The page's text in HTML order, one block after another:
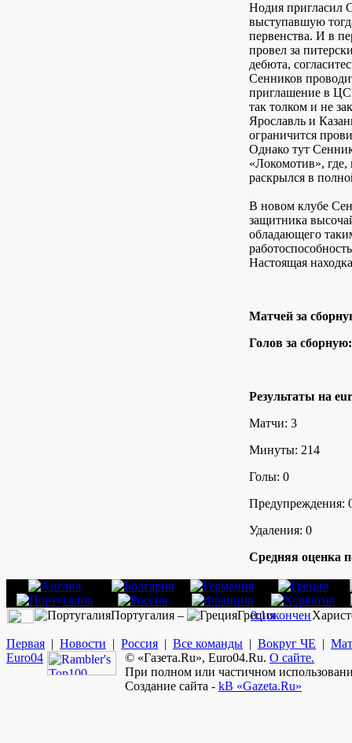
Нодия пригласил
выступавшую
первенства. И в
провел за
дебюта,
Сенников
приглашение в
так толком и не
Ярославль и
ограничится
Однако тут
«Локомотив»,
раскрылся в
В новом клубе
защитника
обладающего
Настоящая
Матчей за
Голов за сборную:
Результаты на
Матчи: 3
Минуты: 214
Голы: 0
Предупреждения:
Удаления: 0
Средняя оценка
Португалия – Греция
0:1окончен
Первая | Новости | Россия | Все команды | Вокруг ЧЕ |
Euro04 © «Газета.Ru», Euro04.Ru. О сайте.
При полном или частичном
Создание сайта - kB «Gazeta.Ru»